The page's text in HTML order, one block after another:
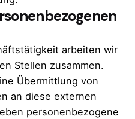
arbeiten wir
Stellen zusammen.
Übermittlung von
an diese externen
personenbezogene